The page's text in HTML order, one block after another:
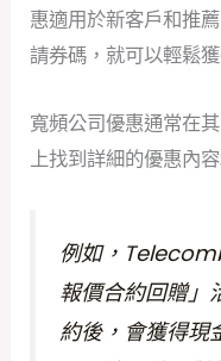
惠適用於新客戶和推
請券碼，就可以輕鬆
寬頻公司優惠通常在
上找到詳細的優惠內
例如，
報價合約回贈」
約後，會獲得現